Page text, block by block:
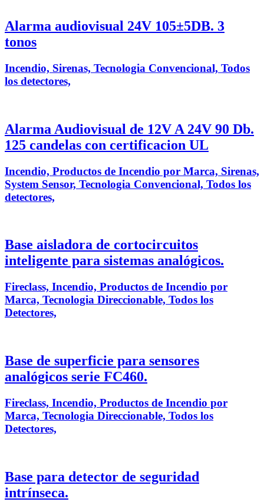
Alarma audiovisual 24V 105±5DB. 3
tonos
Incendio, Sirenas, Tecnologia Convencional, Todos
los detectores,
Alarma Audiovisual de 12V A 24V 90 Db.
125 candelas con certificacion UL
Incendio, Productos de Incendio por Marca, Sirenas,
System Sensor, Tecnologia Convencional, Todos los
detectores,
Base aisladora de cortocircuitos
inteligente para sistemas analógicos.
Fireclass, Incendio, Productos de Incendio por
Marca, Tecnologia Direccionable, Todos los
Detectores,
Base de superficie para sensores
analógicos serie FC460.
Fireclass, Incendio, Productos de Incendio por
Marca, Tecnologia Direccionable, Todos los
Detectores,
Base para detector de seguridad
intrínseca.